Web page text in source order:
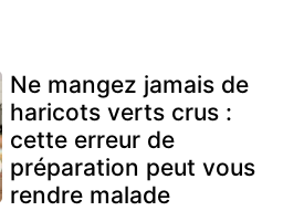
Ne mangez jamais de
haricots verts crus :
cette erreur de
préparation peut vous
rendre malade